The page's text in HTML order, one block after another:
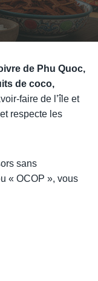
de Phu Quoc,
de coco,
faire de l’île et
respecte les
sans
« OCOP », vous